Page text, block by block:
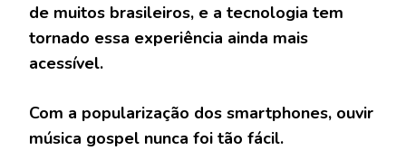
de muitos brasileiros, e a tecnologia tem
tornado essa experiência ainda mais
acessível.
Com a popularização dos smartphones, ouvir
música gospel nunca foi tão fácil.